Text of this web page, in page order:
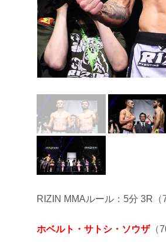
RIZIN MMAルール：5分 3R（
ホベルト・サトシ・ソウザ（